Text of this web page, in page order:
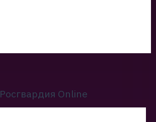
Росгвардия Online